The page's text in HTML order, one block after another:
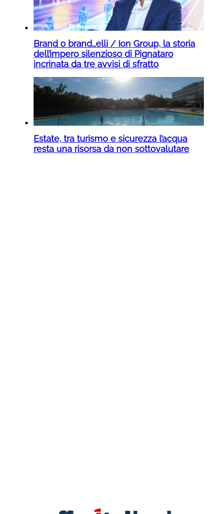
Brand o brand…elli / Ion Group, la storia
dell’impero silenzioso di Pignataro
incrinata da tre avvisi di sfratto
Estate, tra turismo e sicurezza l’acqua
resta una risorsa da non sottovalutare